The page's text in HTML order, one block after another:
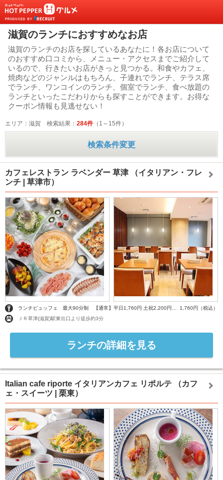
滋賀のランチにおすすめなお店
滋賀のランチのお店を探しているあなたに！各お店について
のおすすめ口コミから、メニュー・アクセスまでご紹介して
いるので、行きたいお店がきっと見つかる。和食やカフェ、
焼肉などのジャンルはもちろん、子連れでランチ、テラス席
でランチ、ワンコインのランチ、個室でランチ、食べ放題の
ランチといったこだわりからも探すことができます。お得な
クーポン情報も見逃せない！
エリア：滋賀 検索結果： 284件 （1～15件）
検索条件変更
カフェレストラン ラベンダー 草津
（イタリアン・フレ
ンチ | 草津市）
1,760円（税込）
ＪＲ草津(滋賀)駅東出口より徒歩約3分
ランチの詳細を見る
Italian cafe riporte イタリアンカフェ リポルテ
（カフ
ェ・スイーツ | 栗東）